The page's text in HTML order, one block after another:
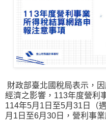
財政部臺北國稅局表示，
經濟之影響，113年度營利
114年5月1日至5月31日（
月1日至6月30日，營利事